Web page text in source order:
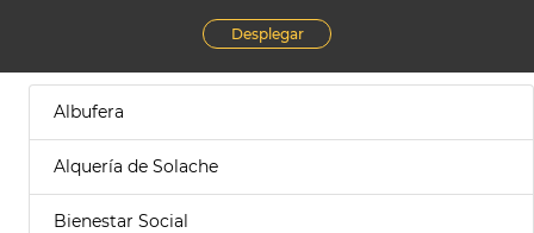
Desplegar
Albufera
Alquería de Solache
Bienestar Social